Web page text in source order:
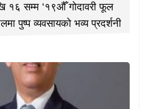
१६ सम्म ‘१९औँ गोदावरी फूल
पुष्प व्यवसायको भव्य प्रदर्शनी